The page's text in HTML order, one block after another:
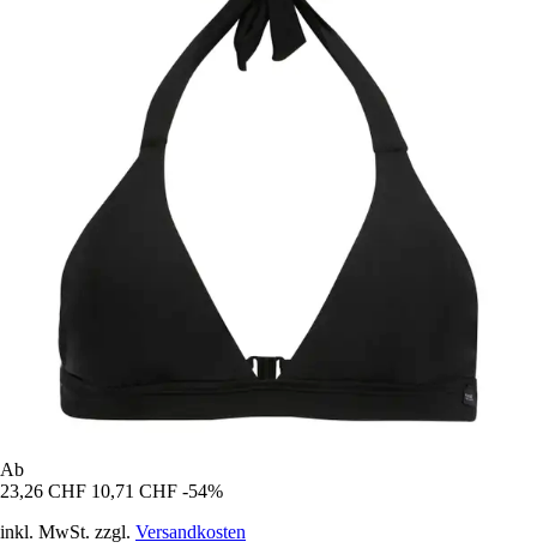
Ab
23,26 CHF 10,71 CHF -54%
inkl. MwSt. zzgl. Versandkosten